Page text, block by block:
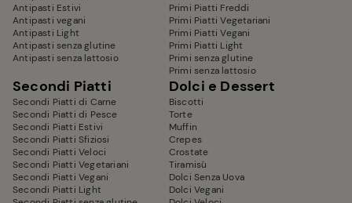
Antipasti Estivi
Antipasti vegani
Antipasti Light
Antipasti senza glutine
Antipasti senza lattosio
Primi Piatti Freddi
Primi Piatti Vegetariani
Primi Piatti Vegani
Primi Piatti Light
Primi senza glutine
Primi senza lattosio
Secondi Piatti
Secondi Piatti di Carne
Secondi Piatti di Pesce
Secondi Piatti Estivi
Secondi Piatti Sfiziosi
Secondi Piatti Veloci
Secondi Piatti Vegetariani
Secondi Piatti Vegani
Secondi Piatti Light
Dolci e Dessert
Biscotti
Torte
Muffin
Crepes
Crostate
Tiramisù
Dolci Senza Uova
Dolci Vegani